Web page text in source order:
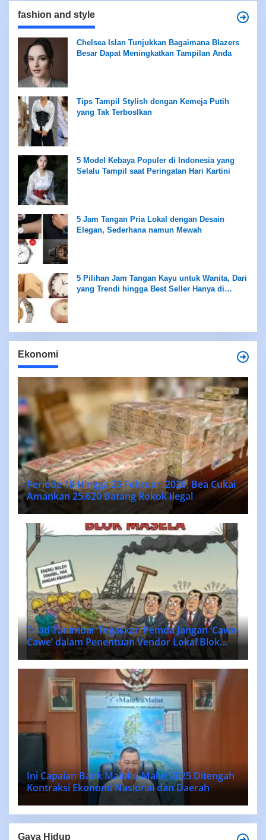
fashion and style
Chelsea Islan Tunjukkan Bagaimana Blazers
Besar Dapat Meningkatkan Tampilan Anda
Tips Tampil Stylish dengan Kemeja Putih
yang Tak Terboslkan
5 Model Kebaya Populer di Indonesia yang
Selalu Tampil saat Peringatan Hari Kartini
5 Jam Tangan Pria Lokal dengan Desain
Elegan, Sederhana namun Mewah
5 Pilihan Jam Tangan Kayu untuk Wanita, Dari
yang Trendi hingga Best Seller Hanya di
Ekonomi
Periode 18 Hingga 25 Februari 2026, Bea Cukai
Amankan 25.620 Batang Rokok Ilegal
Triad Tanimbar Tegaskan Pemda Jangan ‘Cawe-
Cawe’ dalam Penentuan Vendor Lokal Blok
MASELA.
Ini Capaian Bank Maluku-Malut 2025 Ditengah
Kontraksi Ekonomi Nasional dan Daerah
Gaya Hidup